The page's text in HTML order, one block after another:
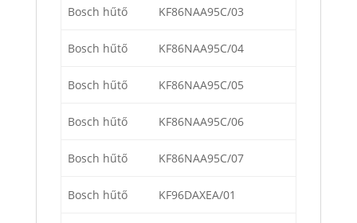
Bosch hűtő KF86NAA95C/03
Bosch hűtő KF86NAA95C/04
Bosch hűtő KF86NAA95C/05
Bosch hűtő KF86NAA95C/06
Bosch hűtő KF86NAA95C/07
Bosch hűtő KF96DAXEA/01